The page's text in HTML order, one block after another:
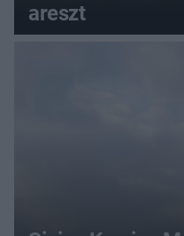
areszt